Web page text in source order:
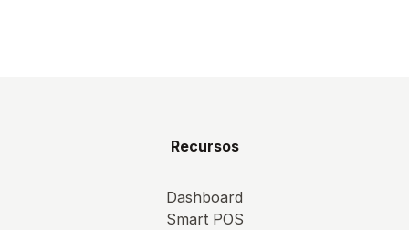
Recursos
Dashboard
Smart POS